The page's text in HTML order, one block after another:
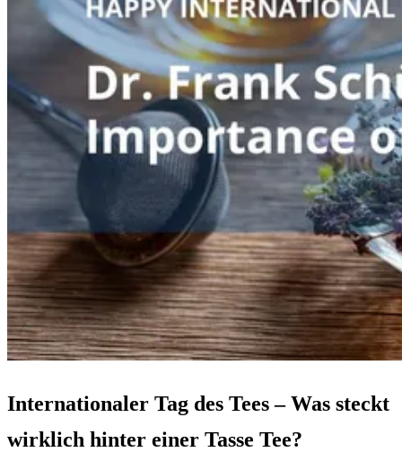
Internationaler Tag des Tees – Was steckt
wirklich hinter einer Tasse Tee?